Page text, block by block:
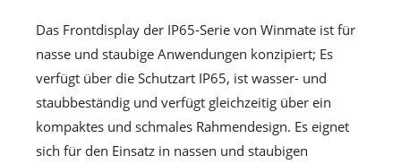
Das Frontdisplay der IP65-Serie von Winmate ist für
nasse und staubige Anwendungen konzipiert; Es
verfügt über die Schutzart IP65, ist wasser- und
staubbeständig und verfügt gleichzeitig über ein
kompaktes und schmales Rahmendesign. Es eignet
sich für den Einsatz in nassen und staubigen